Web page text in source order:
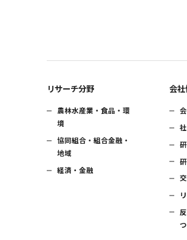
リサーチ分野
農林水産業・食品・環
境
協同組合・組合金融・
地域
経済・金融
会